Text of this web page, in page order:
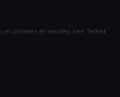
et achetez et vendez des Tether